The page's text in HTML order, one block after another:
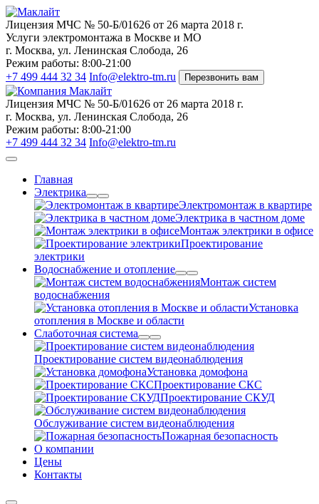
Лицензия МЧС № 50-Б/01626 от 26 марта 2018 г.
Услуги электромонтажа в Москве и МО
г. Москва, ул. Ленинская Слобода, 26
Режим работы: 8:00-21:00
+7 499 444 32 34 Info@elektro-tm.ru Перезвонить вам
Лицензия МЧС № 50-Б/01626 от 26 марта 2018 г.
г. Москва, ул. Ленинская Слобода, 26
Режим работы: 8:00-21:00
+7 499 444 32 34 Info@elektro-tm.ru
Главная
Электрика
Электромонтаж в квартире
Электрика в частном доме
Монтаж электрики в офисе
Проектирование
электрики
Водоснабжение и отопление
Монтаж систем
водоснабжения
Установка
отопления в Москве и области
Слаботочная система
Проектирование систем видеонаблюдения
Установка домофона
Проектирование СКС
Проектирование СКУД
Обслуживание систем видеонаблюдения
Пожарная безопасность
О компании
Цены
Контакты